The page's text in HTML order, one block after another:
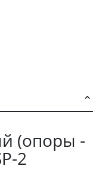
(опоры -
2